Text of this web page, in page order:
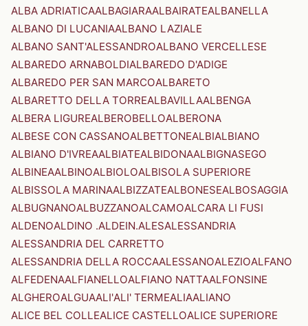
ALBA ADRIATICAALBAGIARAALBAIRATEALBANELLA
ALBANO DI LUCANIAALBANO LAZIALE
ALBANO SANT'ALESSANDROALBANO VERCELLESE
ALBAREDO ARNABOLDIALBAREDO D'ADIGE
ALBAREDO PER SAN MARCOALBARETO
ALBARETTO DELLA TORREALBAVILLAALBENGA
ALBERA LIGUREALBEROBELLOALBERONA
ALBESE CON CASSANOALBETTONEALBIALBIANO
ALBIANO D'IVREAALBIATEALBIDONAALBIGNASEGO
ALBINEAALBINOALBIOLOALBISOLA SUPERIORE
ALBISSOLA MARINAALBIZZATEALBONESEALBOSAGGIA
ALBUGNANOALBUZZANOALCAMOALCARA LI FUSI
ALDENOALDINO .ALDEIN.ALESALESSANDRIA
ALESSANDRIA DEL CARRETTO
ALESSANDRIA DELLA ROCCAALESSANOALEZIOALFANO
ALFEDENAALFIANELLOALFIANO NATTAALFONSINE
ALGHEROALGUAALI'ALI' TERMEALIAALIANO
ALICE BEL COLLEALICE CASTELLOALICE SUPERIORE